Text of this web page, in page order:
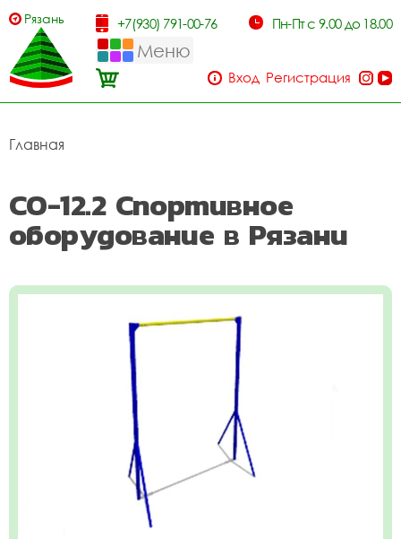
Рязань +7(930) 791-00-76 Пн-Пт с 9.00 до 18.00
Меню
Вход Регистрация
Главная
СО-12.2 Спортивное
оборудование в Рязани